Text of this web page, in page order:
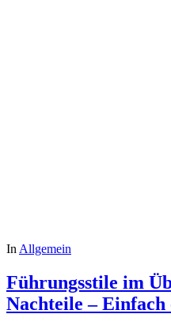
In Allgemein
Führungsstile im
Nachteile –